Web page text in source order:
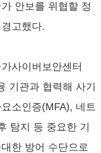
안보를 위협할 정
고했다.
사이버보안센터
기관과 협력해 사기
소인증(MFA), 네트
탐지 등 중요한 기
한 방어 수단으로